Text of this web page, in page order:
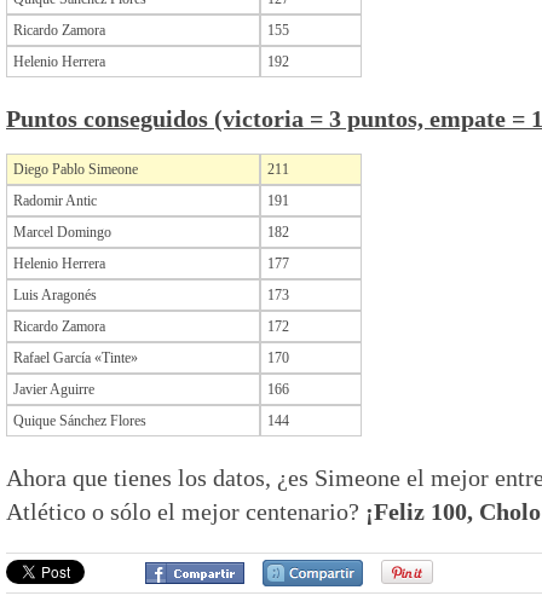
Ricardo Zamora
155
Helenio Herrera
192
Puntos conseguidos (victoria = 3 puntos, empate =
Diego Pablo Simeone
211
Radomir Antic
191
Marcel Domingo
182
Helenio Herrera
177
Luis Aragonés
173
Ricardo Zamora
172
Rafael García «Tinte»
170
Javier Aguirre
166
Quique Sánchez Flores
144
Ahora que tienes los datos, ¿es Simeone el mejor
Atlético o sólo el mejor centenario? ¡Feliz 100,